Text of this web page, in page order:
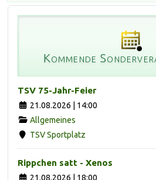
Kommende
TSV 75-Jahr-Feier
21.08.2026 | 14:00
Allgemeines
TSV Sportplatz
Rippchen satt - Xenos
21.08.2026 | 18:00